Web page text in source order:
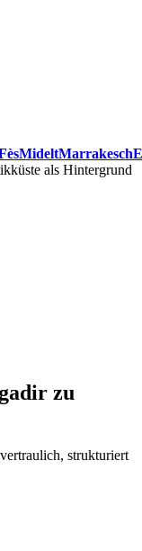
MideltMarrakesch
zu
strukturiert